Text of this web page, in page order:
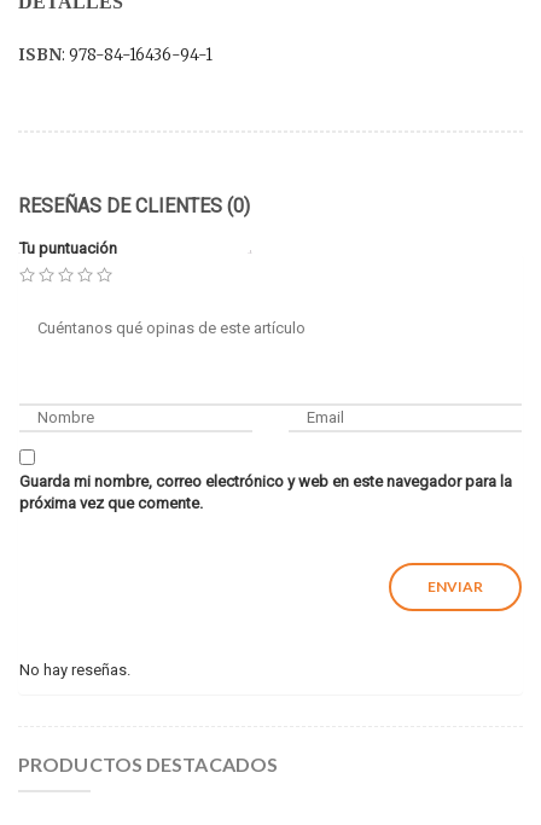
ISBN: 978-84-16436-94-1
RESEÑAS DE CLIENTES (0)
Tu puntuación
Guarda mi nombre, correo electrónico y web en este navegador para la
próxima vez que comente.
No hay reseñas.
PRODUCTOS DESTACADOS